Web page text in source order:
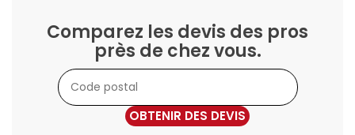
Comparez les devis des pros
près de chez vous.
OBTENIR DES DEVIS